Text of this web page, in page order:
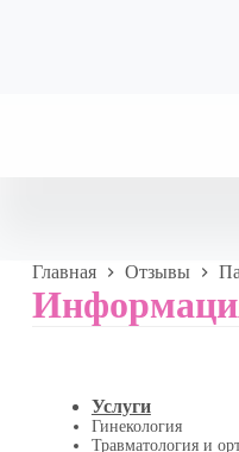
Главная Отзывы
Услуги
Гинекология
Травматология и